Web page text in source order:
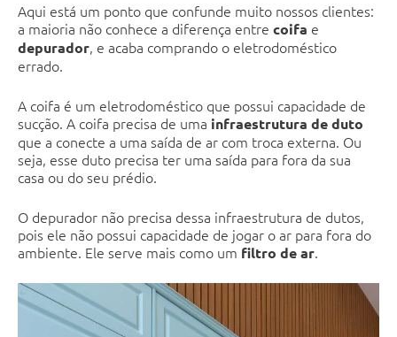
Aqui está um ponto que confunde muito nossos clientes:
a maioria não conhece a diferença entre coifa e
depurador, e acaba comprando o eletrodoméstico
errado.
A coifa é um eletrodoméstico que possui capacidade de
sucção. A coifa precisa de uma infraestrutura de duto
que a conecte a uma saída de ar com troca externa. Ou
seja, esse duto precisa ter uma saída para fora da sua
casa ou do seu prédio.
O depurador não precisa dessa infraestrutura de dutos,
pois ele não possui capacidade de jogar o ar para fora do
ambiente. Ele serve mais como um filtro de ar.